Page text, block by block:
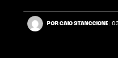
POR CAIO STANCCIONE |